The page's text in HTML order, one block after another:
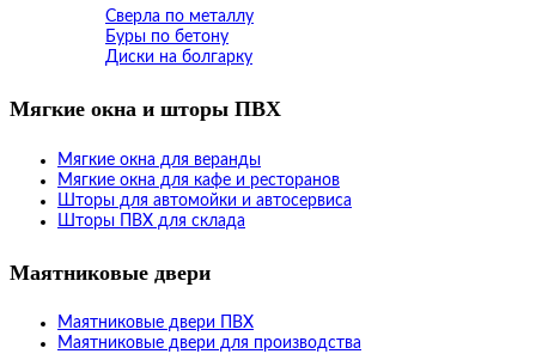
Сверла по металлу
Буры по бетону
Диски на болгарку
Мягкие окна и шторы ПВХ
Мягкие окна для веранды
Мягкие окна для кафе и ресторанов
Шторы для автомойки и автосервиса
Шторы ПВХ для склада
Маятниковые двери
Маятниковые двери ПВХ
Маятниковые двери для производства